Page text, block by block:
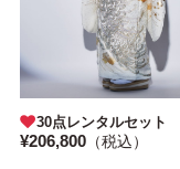
30点レンタルセット
¥206,800（税込）